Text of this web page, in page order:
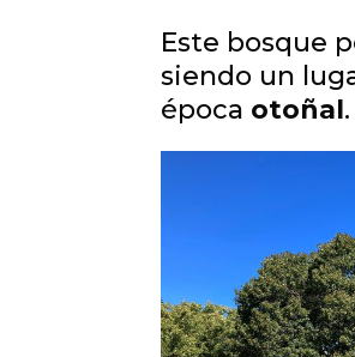
Este bosque
siendo un
época otoñal.